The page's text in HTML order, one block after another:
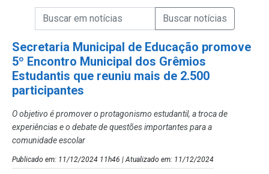
Campo de Busca de Notícias
Campo de Busca de informaçõesEnviar a Busca de Notícias
Secretaria Municipal de Educação promove
5º Encontro Municipal dos Grêmios
Estudantis que reuniu mais de 2.500
participantes
O objetivo é promover o protagonismo estudantil, a troca de
experiências e o debate de questões importantes para a
comunidade escolar
Publicado em: 11/12/2024 11h46 | Atualizado em: 11/12/2024